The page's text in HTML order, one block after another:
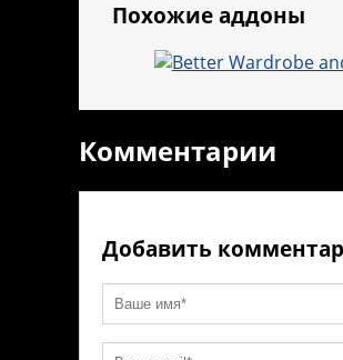
p
y
Li
n
k
n
o
kl
a
ss
ni
ki
e
gr
a
Похожие аддоны
Комментарии
Добавить